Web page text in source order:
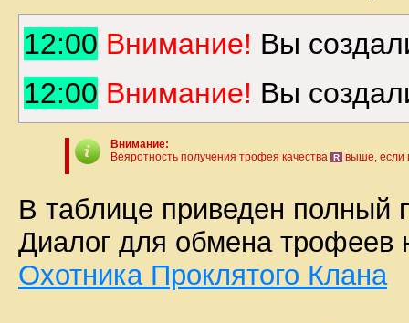
12:00 Внимание! Вы
12:00 Внимание! Вы
Внимание:
Веяротность получения трофея качества
R выше, если
В таблице приведен полный
Диалог для обмена трофеев
Охотника Проклятого Клана